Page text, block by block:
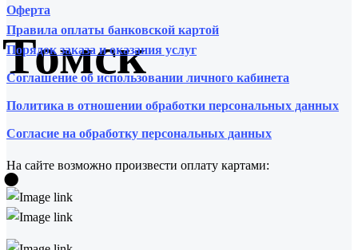
Томск
•
Оферта
Правила оплаты банковской картой
Порядок заказа и оказания услуг
Соглашение об использовании личного кабинета
Политика в отношении обработки персональных данных
Согласие на обработку персональных данных
На сайте возможно произвести оплату картами: